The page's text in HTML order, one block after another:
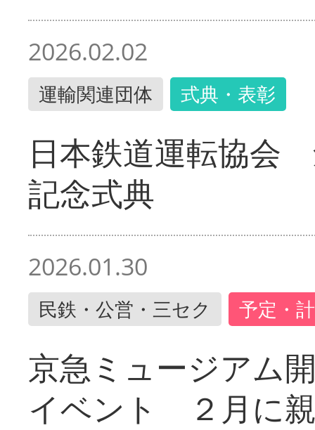
2026.02.02
運輸関連団体 式典・表彰
日本鉄道運転協会
記念式典
2026.01.30
民鉄・公営・三セク 予定・
京急ミュージアム
イベント ２月に